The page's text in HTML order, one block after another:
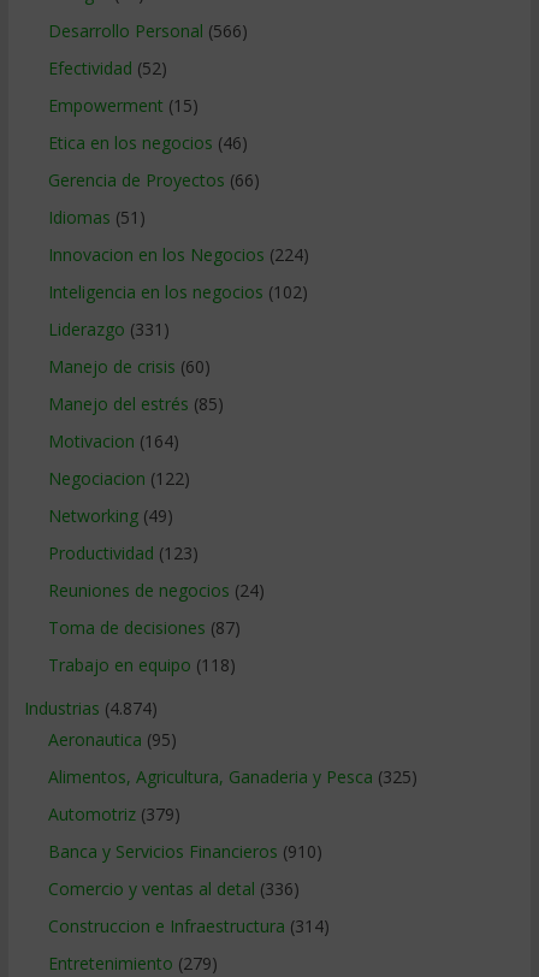
Desarrollo Personal (566)
Efectividad (52)
Empowerment (15)
Etica en los negocios (46)
Gerencia de Proyectos (66)
Idiomas (51)
Innovacion en los Negocios (224)
Inteligencia en los negocios (102)
Liderazgo (331)
Manejo de crisis (60)
Manejo del estrés (85)
Motivacion (164)
Negociacion (122)
Networking(49)
Productividad (123)
Reuniones de negocios (24)
Toma de decisiones (87)
Trabajo en equipo (118)
Industrias (4.874)
Aeronautica (95)
Alimentos, Agricultura, Ganaderia y Pesca (325)
Automotriz(379)
Banca y Servicios Financieros (910)
Comercio y ventas al detal (336)
Construccion e Infraestructura (314)
Entretenimiento (279)